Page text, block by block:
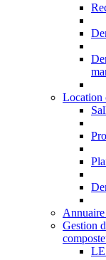
Location
Annuaire
Gestion